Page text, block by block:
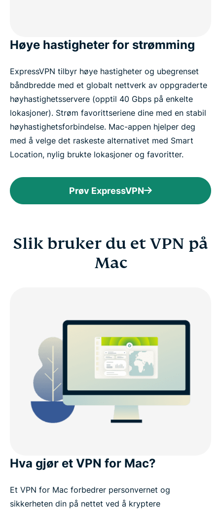
Høye hastigheter for strømming
ExpressVPN tilbyr høye hastigheter og ubegrenset
båndbredde med et globalt nettverk av oppgraderte
høyhastighetsservere (opptil 40 Gbps på enkelte
lokasjoner). Strøm favorittseriene dine med en stabil
høyhastighetsforbindelse. Mac-appen hjelper deg
med å velge det raskeste alternativet med Smart
Location, nylig brukte lokasjoner og favoritter.
Prøv ExpressVPN
Slik bruker du et VPN på
Mac
Hva gjør et VPN for Mac?
Et VPN for Mac forbedrer personvernet og
sikkerheten din på nettet ved å kryptere